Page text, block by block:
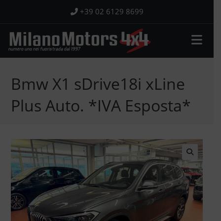
contenuto
+39 02 6129 8699
Bmw X1 sDrive18i xLine
Plus Auto. *IVA Esposta*
🔍